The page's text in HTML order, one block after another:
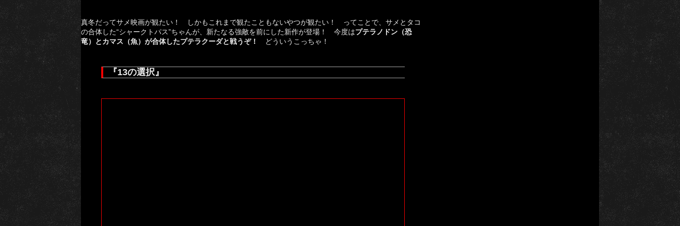
真冬だってサメ映画が観たい！ しかもこれまで観たこともないやつが観たい！ ってことで、サメとタコ
の合体した“シャークトパス”ちゃんが、新たなる強敵を前にした新作が登場！ 今度はプテラノドン（恐
竜）とカマス（魚）が合体したプテラクーダと戦うぞ！
どういうこっちゃ！
『13の選択』